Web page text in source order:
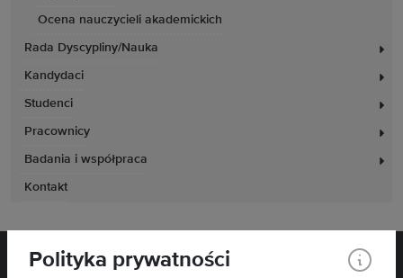
Ocena nauczycieli akademickich
Rada Dyscypliny/Nauka
Kandydaci
Studenci
Pracownicy
Badania i współpraca
Kontakt
Polityka prywatności